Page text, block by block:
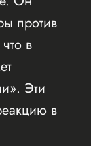
против
в
Эти
в